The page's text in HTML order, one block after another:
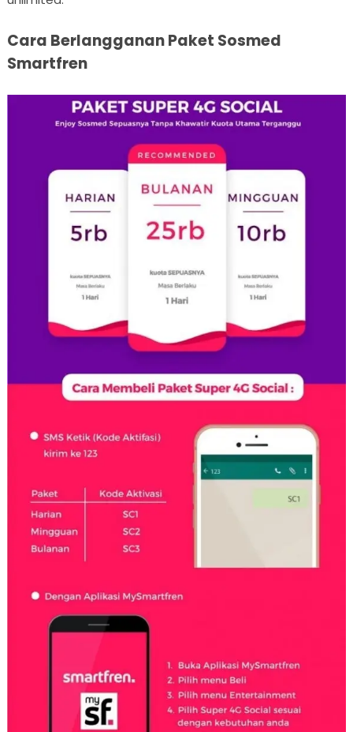
Cara Berlangganan Paket Sosmed
Smartfren